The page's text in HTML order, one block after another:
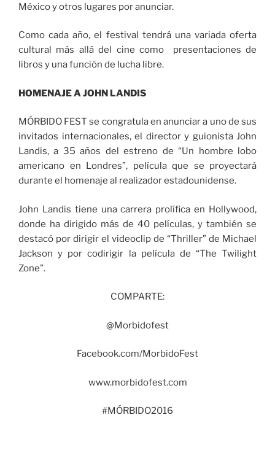
México y otros lugares por anunciar.
Como cada año, el festival tendrá una variada oferta
cultural más allá del cine como presentaciones de
libros y una función de lucha libre.
HOMENAJE A JOHN LANDIS
MÓRBIDO FEST se congratula en anunciar a uno de sus
invitados internacionales, el director y guionista John
Landis, a 35 años del estreno de “Un hombre lobo
americano en Londres”, película que se proyectará
durante el homenaje al realizador estadounidense.
John Landis tiene una carrera prolífica en Hollywood,
donde ha dirigido más de 40 películas, y también se
destacó por dirigir el videoclip de “Thriller” de Michael
Jackson y por codirigir la película de “The Twilight
Zone”.
COMPARTE:
@Morbidofest
Facebook.com/MorbidoFest
www.morbidofest.com
#MÓRBIDO2016